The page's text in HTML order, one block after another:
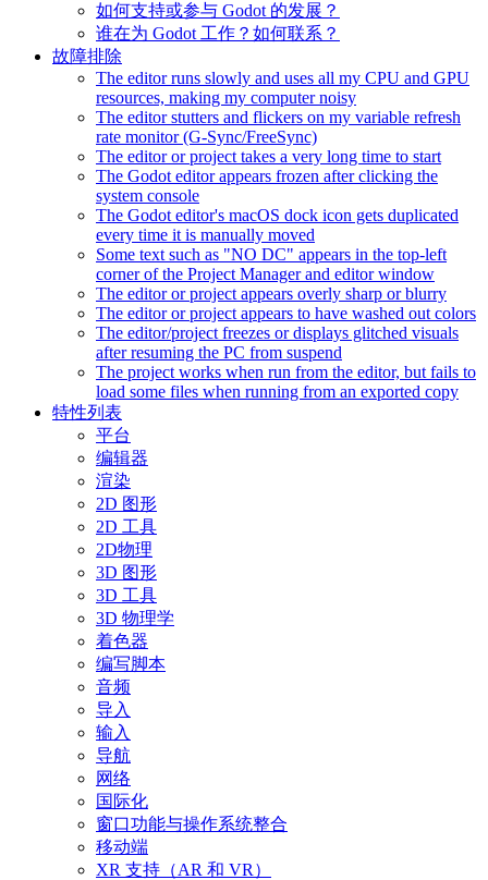
如何支持或参与 Godot 的发展？
谁在为 Godot 工作？如何联系？
故障排除
The editor runs slowly and uses all my CPU and GPU
resources, making my computer noisy
The editor stutters and flickers on my variable refresh
rate monitor (G-Sync/FreeSync)
The editor or project takes a very long time to start
The Godot editor appears frozen after clicking the
system console
The Godot editor's macOS dock icon gets duplicated
every time it is manually moved
Some text such as "NO DC" appears in the top-left
corner of the Project Manager and editor window
The editor or project appears overly sharp or blurry
The editor or project appears to have washed out colors
The editor/project freezes or displays glitched visuals
after resuming the PC from suspend
The project works when run from the editor, but fails to
load some files when running from an exported copy
特性列表
平台
编辑器
渲染
2D 图形
2D 工具
2D物理
3D 图形
3D 工具
3D 物理学
着色器
编写脚本
音频
导入
输入
导航
网络
国际化
窗口功能与操作系统整合
移动端
XR 支持（AR 和 VR）